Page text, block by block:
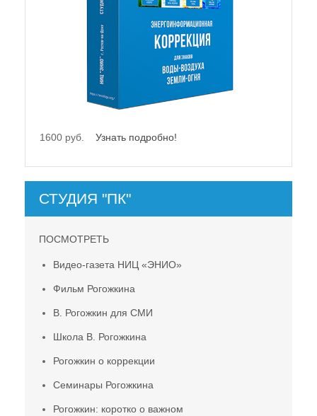
Узнать подробно!
СТУДИЯ "ПК"
ПОСМОТРЕТЬ
Видео-газета НИЦ «ЭНИО»
Фильм Рогожкина
В. Рогожкин для СМИ
Школа В. Рогожкина
Рогожкин о коррекции
Семинары Рогожкина
Рогожкин: коротко о важном